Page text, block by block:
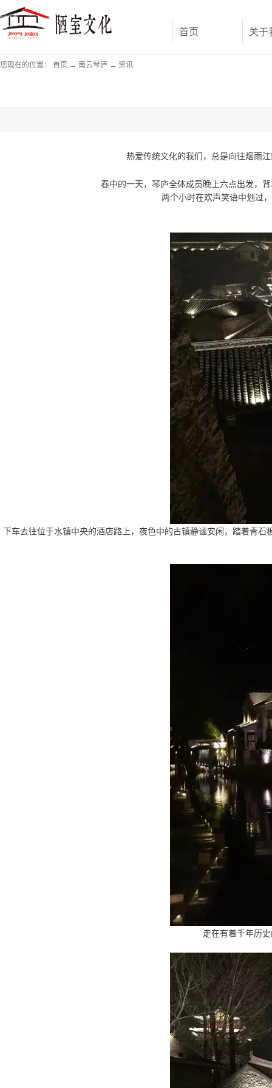
首页 关于
您现在的位置： 首页 → 南云琴庐 → 资讯
热爱传统文化的我们，总是向往烟雨
春中的一天， 琴庐全体成员晚上六点出发，
两个小时在欢声笑语中划过
下车去往位于水镇中央的酒店路上，夜色中的古镇静谧安闲， 踏着青石
走在有着千年历